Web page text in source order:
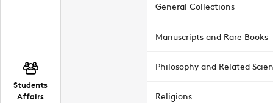
Students
Affairs
General Collections
Manuscripts and Rare Books
Philosophy and Related
Religions